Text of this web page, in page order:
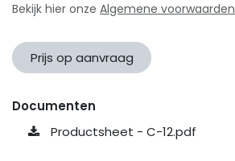
Bekijk hier onze Algemene voorwaarden
Prijs op aanvraag
Documenten
Productsheet - C-12.pdf